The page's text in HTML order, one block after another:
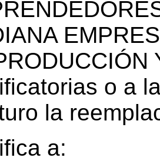
o a
la
a: